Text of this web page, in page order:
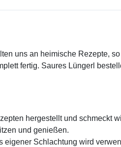
uns an heimische Rezepte,
fertig. Saures Lüngerl
hergestellt und schmeckt
und genießen.
eigener Schlachtung wird